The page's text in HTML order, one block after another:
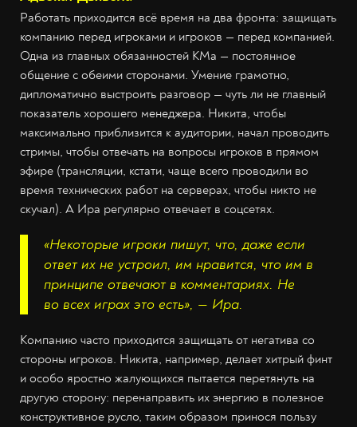
Работать приходится всё время на два фронта: защищать
компанию перед игроками и игроков — перед компанией.
Одна из главных обязанностей КМа — постоянное
общение с обеими сторонами. Умение грамотно,
дипломатично выстроить разговор — чуть ли не главный
показатель хорошего менеджера. Никита, чтобы
максимально приблизится к аудитории, начал проводить
стримы, чтобы отвечать на вопросы игроков в прямом
эфире (трансляции, кстати, чаще всего проводили во
время технических работ на серверах, чтобы никто не
скучал). А Ира регулярно отвечает в соцсетях.
«Некоторые игроки пишут, что, даже если
ответ их не устроил, им нравится, что им в
принципе отвечают в комментариях. Не
во всех играх это есть», — Ира.
Компанию часто приходится защищать от негатива со
стороны игроков. Никита, например, делает хитрый финт
и особо яростно жалующихся пытается перетянуть на
другую сторону: перенаправить их энергию в полезное
конструктивное русло, таким образом принося пользу